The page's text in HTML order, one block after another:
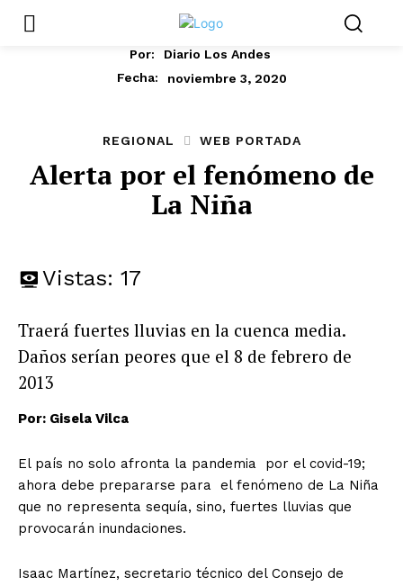
Por:
Diario Los Andes
Fecha:
noviembre 3, 2020
REGIONAL WEB PORTADA
Alerta por el fenómeno de
La Niña
Vistas: 17
Traerá fuertes lluvias en la cuenca media.
Daños serían peores que el 8 de febrero de
2013
Por: Gisela Vilca
El país no solo afronta la pandemia por el covid-19;
ahora debe prepararse para el fenómeno de La Niña
que no representa sequía, sino, fuertes lluvias que
provocarán inundaciones.
Isaac Martínez, secretario técnico del Consejo de